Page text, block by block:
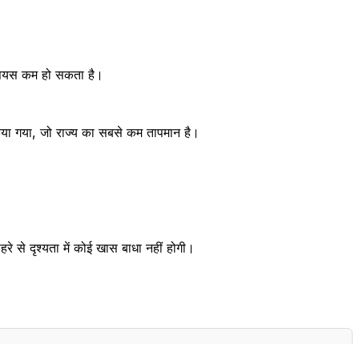
कम हो सकता है।
गया, जो राज्य का सबसे कम तापमान है।
से दृश्यता में कोई खास बाधा नहीं होगी।